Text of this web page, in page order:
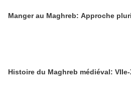
Manger au Maghreb: Approche
Histoire du Maghreb médiéval: